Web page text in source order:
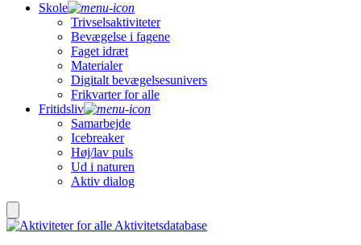
Skole
Trivselsaktiviteter
Bevægelse i fagene
Faget idræt
Materialer
Digitalt bevægelsesunivers
Frikvarter for alle
Fritidsliv
Samarbejde
Icebreaker
Høj/lav puls
Ud i naturen
Aktiv dialog
Aktivitetsdatabase